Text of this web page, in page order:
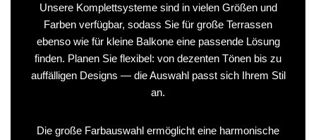
Unsere Komplettsysteme sind in vielen Größen und
Farben verfügbar, sodass Sie für große Terrassen
ebenso wie für kleine Balkone eine passende Lösung
finden. Planen Sie flexibel: von dezenten Tönen bis zu
auffälligen Designs — die Auswahl passt sich Ihrem Stil
an.
Die große Farbauswahl ermöglicht eine harmonische